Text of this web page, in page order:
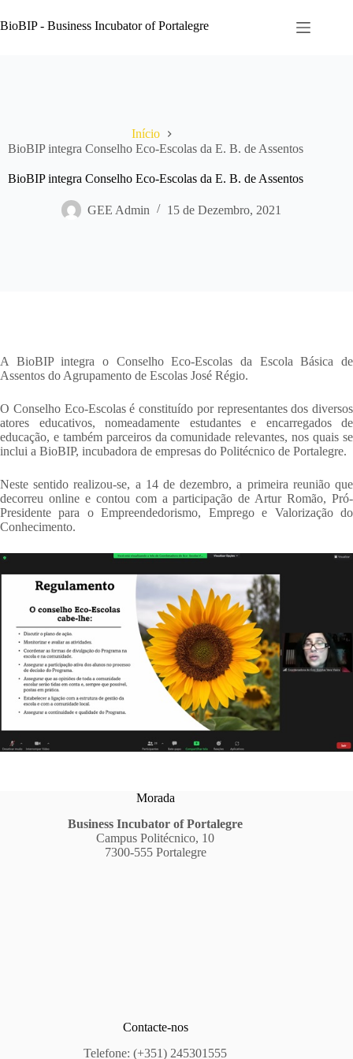
para
o
BioBIP - Business Incubator of Portalegre
Início
BioBIP integra Conselho Eco-Escolas da E. B. de Assentos
BioBIP integra Conselho Eco-Escolas da E. B. de Assentos
GEE Admin 15 de Dezembro, 2021
A BioBIP integra o Conselho Eco-Escolas da Escola Básica de
Assentos do Agrupamento de Escolas José Régio.
O Conselho Eco-Escolas é constituído por representantes dos diversos
atores educativos, nomeadamente estudantes e encarregados de
educação, e também parceiros da comunidade relevantes, nos quais se
inclui a BioBIP, incubadora de empresas do Politécnico de Portalegre.
Neste sentido realizou-se, a 14 de dezembro, a primeira reunião que
decorreu online e contou com a participação de Artur Romão, Pró-
Presidente para o Empreendedorismo, Emprego e Valorização do
Conhecimento.
Morada
Business Incubator of Portalegre
Campus Politécnico, 10
7300-555 Portalegre
Contacte-nos
Telefone: (+351) 245301555